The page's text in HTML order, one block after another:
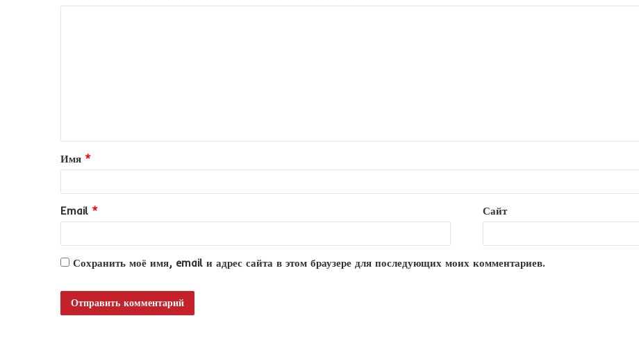
т
а
й
*
Имя *
Email * Сайт
Сохранить моё имя, email и адрес сайта в этом браузере для последующих моих комментариев.